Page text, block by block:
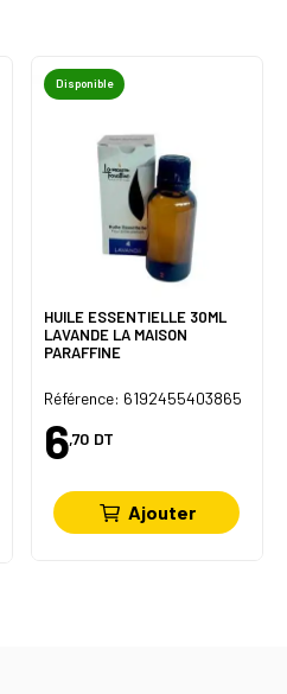
Disponible
HUILE ESSENTIELLE 30ML
LAVANDE LA MAISON
PARAFFINE
Référence: 6192455403865
6,70 DT
Ajouter